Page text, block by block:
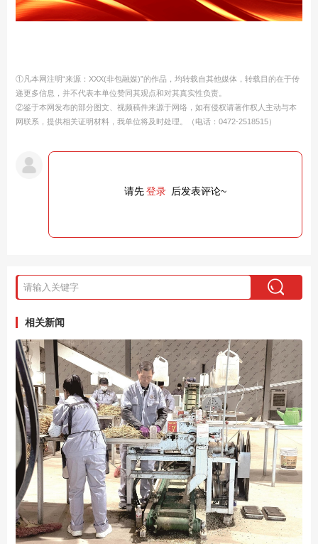
①凡本网注明“来源：XXX(非包融媒)”的作品，均转载自其他媒体，转载目的在于传
递更多信息，并不代表本单位赞同其观点和对其真实性负责。
②鉴于本网发布的部分图文、视频稿件来源于网络，如有侵权请著作权人主动与本
网联系，提供相关证明材料，我单位将及时处理。（电话：0472-2518515）
请先登录 后发表评论~
相关新闻